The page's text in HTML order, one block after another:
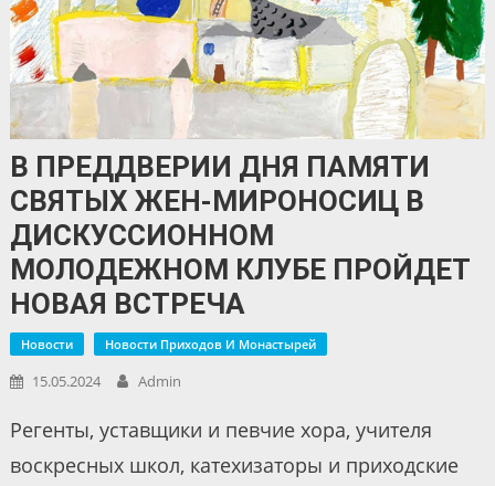
В ПРЕДДВЕРИИ ДНЯ ПАМЯТИ
СВЯТЫХ ЖЕН-МИРОНОСИЦ В
ДИСКУССИОННОМ
МОЛОДЕЖНОМ КЛУБЕ ПРОЙДЕТ
НОВАЯ ВСТРЕЧА
Новости Новости Приходов И Монастырей
15.05.2024 Admin
Регенты, уставщики и певчие хора, учителя
воскресных школ, катехизаторы и приходские